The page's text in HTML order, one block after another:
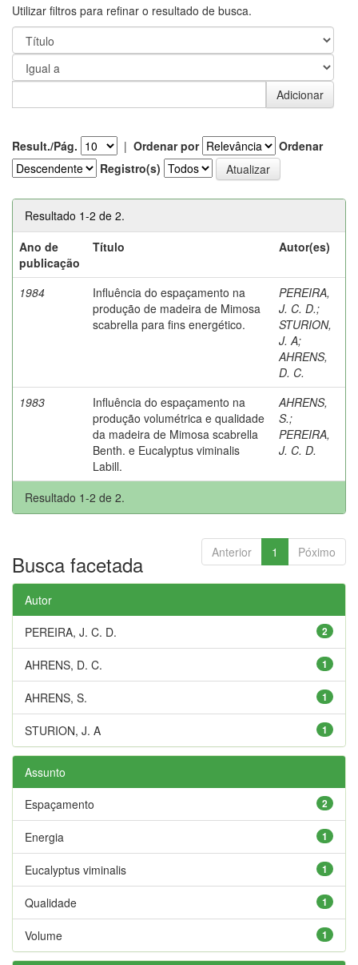
Utilizar filtros para refinar o resultado de busca.
Result./Pág. | Ordenar por
Ordenar
Registro(s)
Resultado 1-2 de 2.
Ano de
publicação
Título Autor(es)
1984
Influência do espaçamento na
produção de madeira de Mimosa
scabrella para fins energético.
PEREIRA,
J. C. D.;
STURION,
J. A;
AHRENS,
D. C.
1983
Influência do espaçamento na
produção volumétrica e qualidade
da madeira de Mimosa scabrella
Benth. e Eucalyptus viminalis
Labill.
AHRENS,
S.;
PEREIRA,
J. C. D.
Resultado 1-2 de 2.
Anterior 1 Póximo
Busca facetada
Autor
2
PEREIRA, J. C. D.
1
AHRENS, D. C.
1
AHRENS, S.
1
STURION, J. A
Assunto
2
Espaçamento
1
Energia
1
Eucalyptus viminalis
1
Qualidade
1
Volume